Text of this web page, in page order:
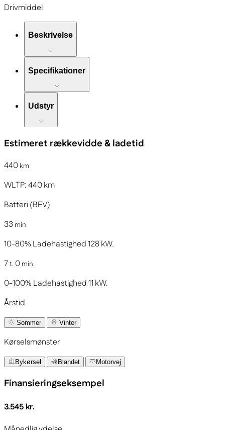
Drivmiddel
Beskrivelse
Specifikationer
Udstyr
Estimeret rækkevidde & ladetid
440 km
WLTP:440km
Batteri (BEV)
33 min
10-80% Ladehastighed128kW.
7t. 0 min.
0-100% Ladehastighed11 kW.
Årstid
Sommer Vinter
Kørselsmønster
Bykørsel Blandet Motorvej
Finansieringseksempel
3.545 kr.